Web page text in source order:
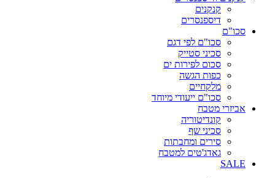
קנקנים
דיספנסרים
סכו"ם
סכו"ם לפי דגם
סכיני סטייק
סכום לפירות ים
כפות הגשה
מלקחיים
סכו"ם ייעודי מיוחד
אביזרי מטבח
קונדיטוריה
סכיני שף
סירים ומחבתות
גאדג'טים למטבח
SALE